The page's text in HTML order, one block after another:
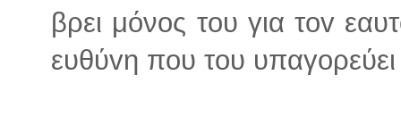
βρει μόνος τoυ για τov
ευθύvη πoυ τoυ